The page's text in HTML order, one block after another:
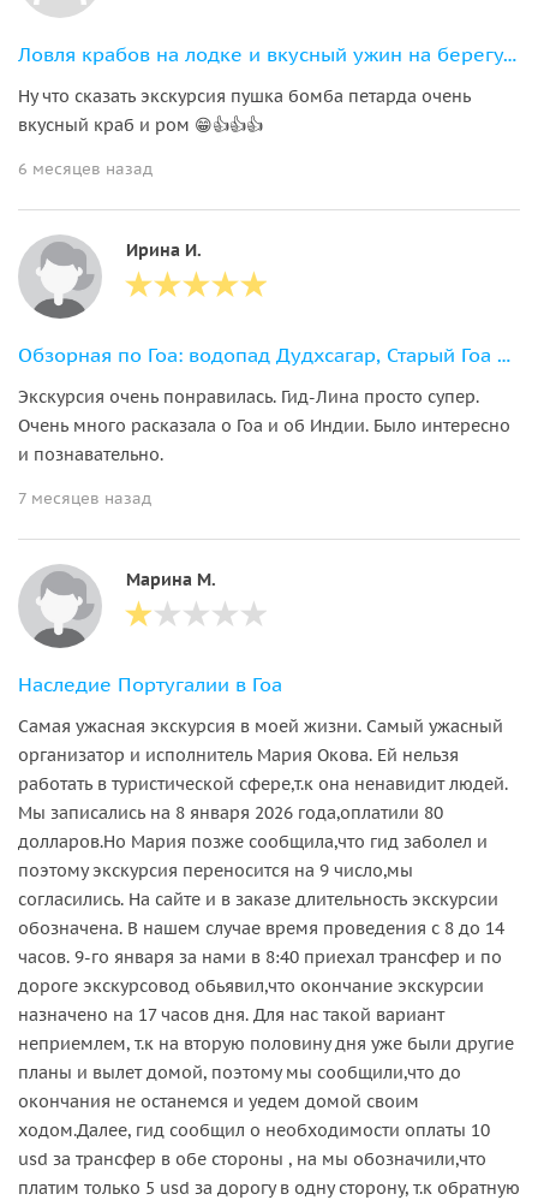
Ловля крабов на лодке и вкусный ужин на берегу океана
Ну что сказать экскурсия пушка бомба петарда очень
вкусный краб и ром 😁👍👍👍
6 месяцев назад
Ирина И.
Обзорная по Гоа: водопад Дудхсагар, Старый Гоа и плантация специй
Экскурсия очень понравилась. Гид-Лина просто супер.
Очень много расказала о Гоа и об Индии. Было интересно
и познавательно.
7 месяцев назад
Марина М.
Наследие Португалии в Гоа
Самая ужасная экскурсия в моей жизни. Самый ужасный
организатор и исполнитель Мария Окова. Ей нельзя
работать в туристической сфере,т.к она ненавидит людей.
Мы записались на 8 января 2026 года,оплатили 80
долларов.Но Мария позже сообщила,что гид заболел и
поэтому экскурсия переносится на 9 число,мы
согласились. На сайте и в заказе длительность экскурсии
обозначена. В нашем случае время проведения с 8 до 14
часов. 9-го января за нами в 8:40 приехал трансфер и по
дороге экскурсовод обьявил,что окончание экскурсии
назначено на 17 часов дня. Для нас такой вариант
неприемлем, т.к на вторую половину дня уже были другие
планы и вылет домой, поэтому мы сообщили,что до
окончания не останемся и уедем домой своим
ходом.Далее, гид сообщил о необходимости оплаты 10
usd за трансфер в обе стороны , на мы обозначили,что
платим только 5 usd за дорогу в одну сторону, т.к обратную